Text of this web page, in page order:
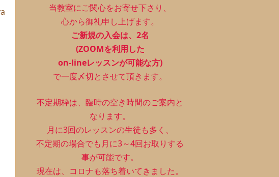
当教室にご関心をお寄せ下さり、
心から御礼申し上げます。
ご新規の入会は、2名
(ZOOMを利用した
on-lineレッスンが可能な方)
で一度〆切とさせて頂きます。
不定期枠は、 臨時の空き時間のご案内と
なります。
月に3回のレッスンの生徒も多く、
不定期の場合でも月に3～4回お取りする
事が可能です。
現在は、コロナも落ち着いてきました。